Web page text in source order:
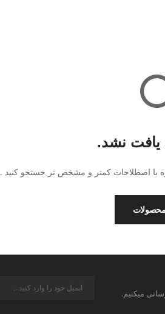
یافت نشد.
با اصطلاحات کمتر و مشخص تر جستجو کنید .
میکنیم.